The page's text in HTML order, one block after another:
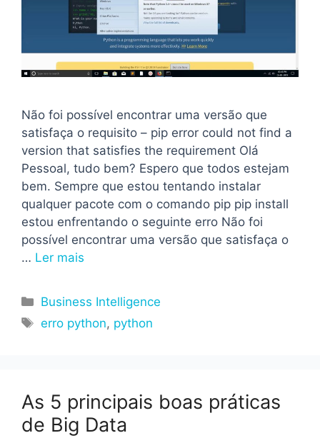
Não foi possível encontrar uma versão que
satisfaça o requisito – pip error could not find a
version that satisfies the requirement Olá
Pessoal, tudo bem? Espero que todos estejam
bem. Sempre que estou tentando instalar
qualquer pacote com o comando pip pip install
estou enfrentando o seguinte erro Não foi
possível encontrar uma versão que satisfaça o
… Ler mais
Categorias
Business Intelligence
Tags
erro python, python
As 5 principais boas práticas
de Big Data